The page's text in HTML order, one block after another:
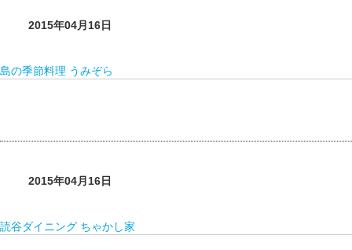
2015年04月16日
島の季節料理 うみぞら
2015年04月16日
読谷ダイニング ちゃかし家